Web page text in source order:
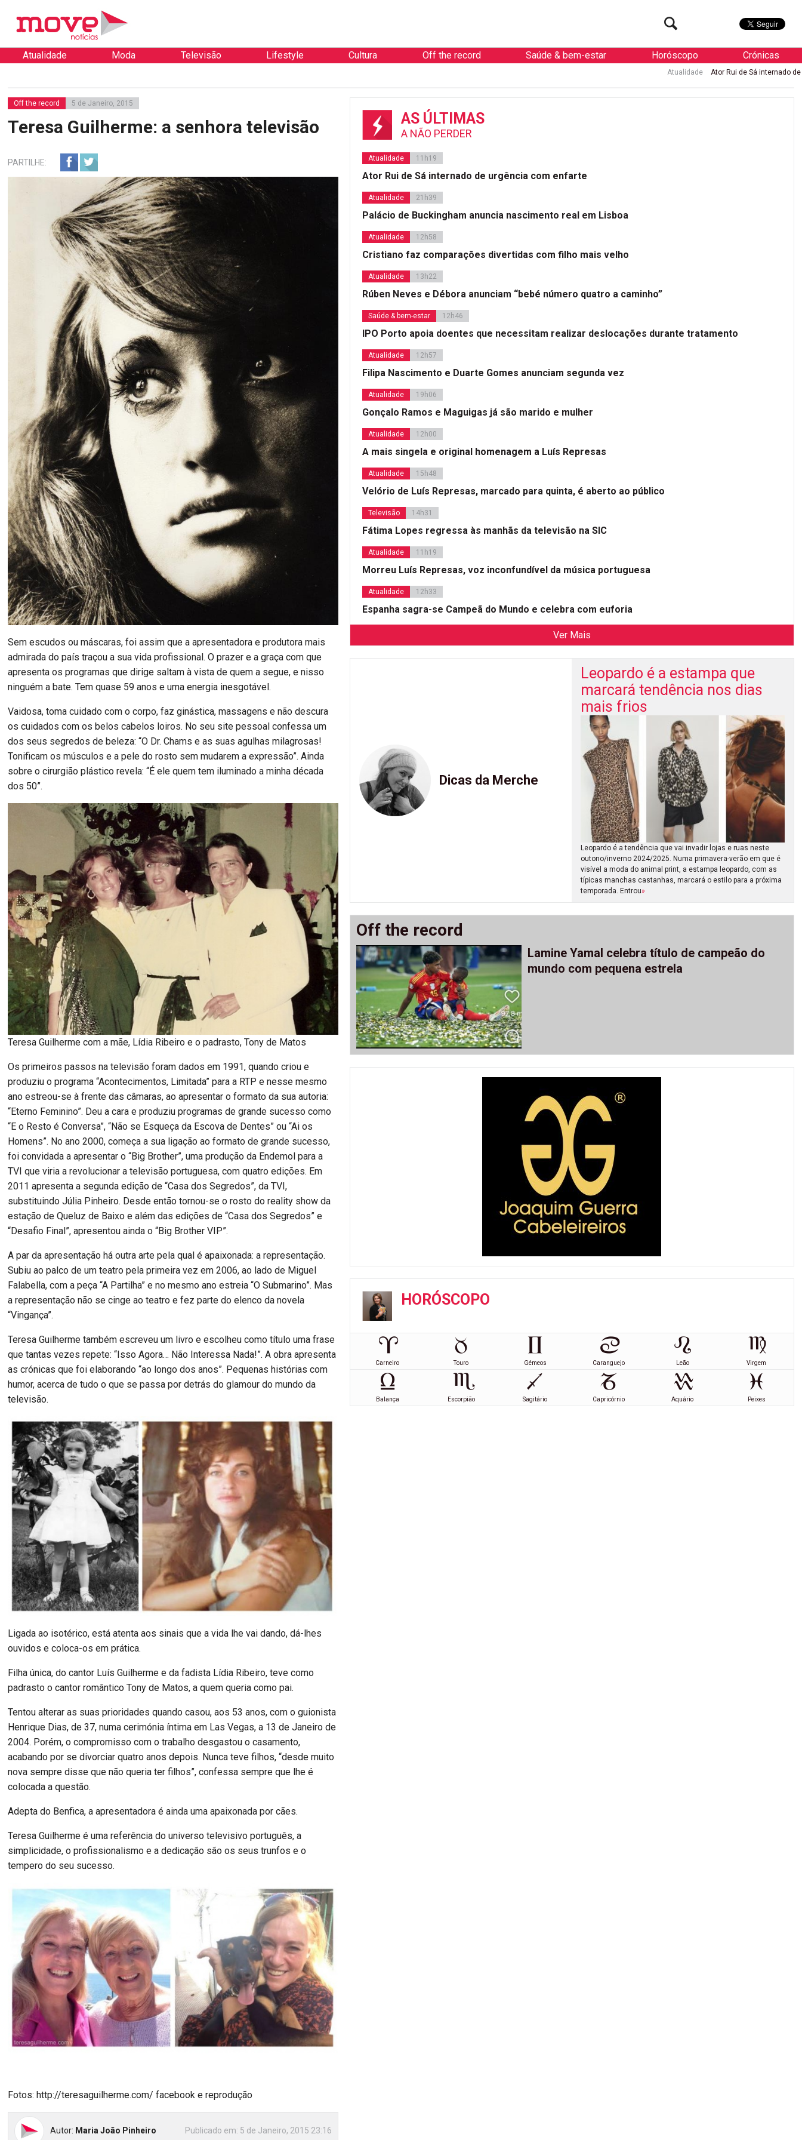
Atualidade Moda Televisão Lifestyle Cultura Off the record Saúde & bem-estar Horóscopo Crónicas
Ator Rui de Sá internado de urgência com
Off the record 5 de Janeiro, 2015
Teresa Guilherme: a senhora televisão
PARTILHE:
Sem escudos ou máscaras, foi assim que a apresentadora e produtora mais
admirada do país traçou a sua vida profissional. O prazer e a graça com que
apresenta os programas que dirige saltam à vista de quem a segue, e nisso
ninguém a bate. Tem quase 59 anos e uma energia inesgotável.
Vaidosa, toma cuidado com o corpo, faz ginástica, massagens e não descura
os cuidados com os belos cabelos loiros. No seu site pessoal confessa um
dos seus segredos de beleza: “O Dr. Chams e as suas agulhas milagrosas!
Tonificam os músculos e a pele do rosto sem mudarem a expressão”. Ainda
sobre o cirurgião plástico revela: “É ele quem tem iluminado a minha década
dos 50”.
Teresa Guilherme com a mãe, Lídia Ribeiro e o padrasto, Tony de Matos
Os primeiros passos na televisão foram dados em 1991, quando criou e
produziu o programa “Acontecimentos, Limitada” para a RTP e nesse mesmo
ano estreou-se à frente das câmaras, ao apresentar o formato da sua autoria:
“Eterno Feminino”. Deu a cara e produziu programas de grande sucesso como
“E o Resto é Conversa”, “Não se Esqueça da Escova de Dentes” ou “Ai os
Homens”. No ano 2000, começa a sua ligação ao formato de grande sucesso,
foi convidada a apresentar o “Big Brother”, uma produção da Endemol para a
TVI que viria a revolucionar a televisão portuguesa, com quatro edições. Em
2011 apresenta a segunda edição de “Casa dos Segredos”, da TVI,
substituindo Júlia Pinheiro. Desde então tornou-se o rosto do reality show da
estação de Queluz de Baixo e além das edições de “Casa dos Segredos” e
“Desafio Final”, apresentou ainda o “Big Brother VIP”.
A par da apresentação há outra arte pela qual é apaixonada: a representação.
Subiu ao palco de um teatro pela primeira vez em 2006, ao lado de Miguel
Falabella, com a peça “A Partilha” e no mesmo ano estreia “O Submarino”. Mas
a representação não se cinge ao teatro e fez parte do elenco da novela
“Vingança”.
Teresa Guilherme também escreveu um livro e escolheu como título uma frase
que tantas vezes repete: “Isso Agora… Não Interessa Nada!”. A obra apresenta
as crónicas que foi elaborando “ao longo dos anos”. Pequenas histórias com
humor, acerca de tudo o que se passa por detrás do glamour do mundo da
televisão.
Ligada ao isotérico, está atenta aos sinais que a vida lhe vai dando, dá-lhes
ouvidos e coloca-os em prática.
Filha única, do cantor Luís Guilherme e da fadista Lídia Ribeiro, teve como
padrasto o cantor romântico Tony de Matos, a quem queria como pai.
Tentou alterar as suas prioridades quando casou, aos 53 anos, com o guionista
Henrique Dias, de 37, numa cerimónia íntima em Las Vegas, a 13 de Janeiro de
2004. Porém, o compromisso com o trabalho desgastou o casamento,
acabando por se divorciar quatro anos depois. Nunca teve filhos, “desde muito
nova sempre disse que não queria ter filhos”, confessa sempre que lhe é
colocada a questão.
Adepta do Benfica, a apresentadora é ainda uma apaixonada por cães.
Teresa Guilherme é uma referência do universo televisivo português, a
simplicidade, o profissionalismo e a dedicação são os seus trunfos e o
tempero do seu sucesso.
Fotos: http://teresaguilherme.com/ facebook e reprodução
Autor: Maria João Pinheiro Publicado em: 5 de Janeiro, 2015 23:16
AS ÚLTIMAS
A NÃO PERDER
Atualidade 11h19
Ator Rui de Sá internado de urgência com enfarte
Atualidade 21h39
Palácio de Buckingham anuncia nascimento real em Lisboa
Atualidade 12h58
Cristiano faz comparações divertidas com filho mais velho
Atualidade 13h22
Rúben Neves e Débora anunciam “bebé número quatro a caminho”
Saúde & bem-estar 12h46
IPO Porto apoia doentes que necessitam realizar deslocações durante tratamento
Atualidade 12h57
Filipa Nascimento e Duarte Gomes anunciam segunda vez
Atualidade 19h06
Gonçalo Ramos e Maguigas já são marido e mulher
Atualidade 12h00
A mais singela e original homenagem a Luís Represas
Atualidade 15h48
Velório de Luís Represas, marcado para quinta, é aberto ao público
Televisão 14h31
Fátima Lopes regressa às manhãs da televisão na SIC
Atualidade 11h19
Morreu Luís Represas, voz inconfundível da música portuguesa
Atualidade 12h33
Espanha sagra-se Campeã do Mundo e celebra com euforia
Ver Mais
Dicas da Merche
Leopardo é a estampa que
marcará tendência nos dias
mais frios
Leopardo é a tendência que vai invadir lojas e ruas neste
outono/inverno 2024/2025. Numa primavera-verão em que é
visível a moda do animal print, a estampa leopardo, com as
típicas manchas castanhas, marcará o estilo para a próxima
temporada. Entrou»
Off the record
Lamine Yamal celebra título de campeão do
mundo com pequena estrela
HORÓSCOPO
Carneiro Touro Gémeos Caranguejo Leão Virgem
Balança Escorpião Sagitário Capricórnio Aquário Peixes